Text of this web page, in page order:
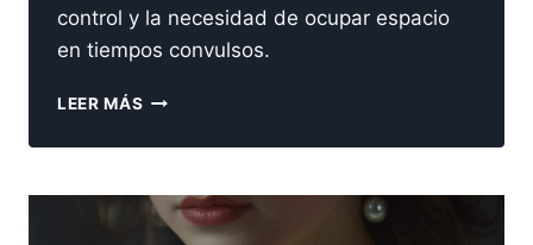
control y la necesidad de ocupar espacio
en tiempos convulsos.
LEER MÁS CASTIDAD